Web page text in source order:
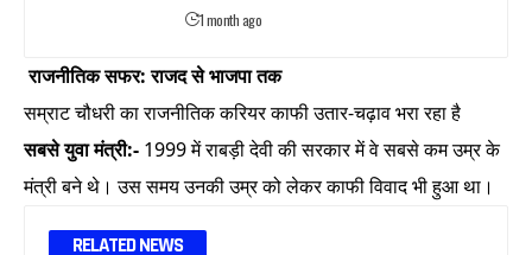
1 month ago
राजनीतिक सफर: राजद से भाजपा तक
सम्राट चौधरी का राजनीतिक करियर काफी उतार-चढ़ाव भरा रहा है
सबसे युवा मंत्री:- 1999 में राबड़ी देवी की सरकार में वे सबसे कम उम्र के
मंत्री बने थे। उस समय उनकी उम्र को लेकर काफी विवाद भी हुआ था।
RELATED NEWS